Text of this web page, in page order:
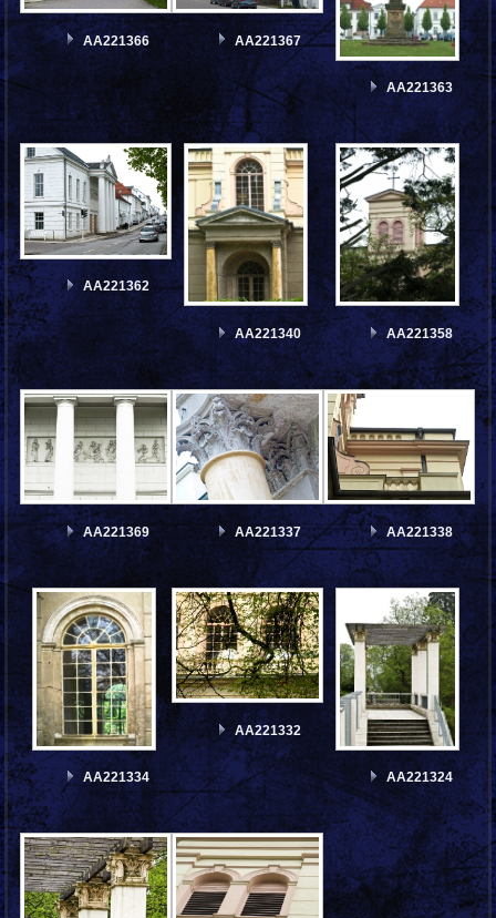
AA221366 AA221367
AA221363
AA221362
AA221340 AA221358
AA221369 AA221337 AA221338
AA221334
AA221332
AA221324